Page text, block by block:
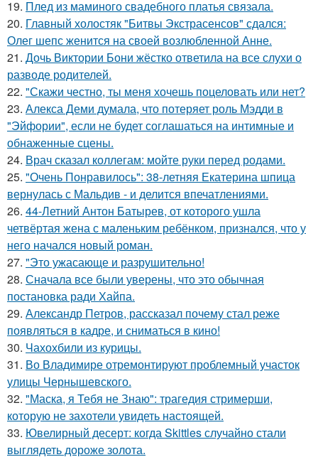
19. Плед из маминого свадебного платья связала.
20. Главный холостяк "Битвы Экстрасенсов" сдался:
Олег шепс женится на своей возлюбленной Анне.
21. Дочь Виктории Бони жёстко ответила на все слухи о
разводе родителей.
22. "Скажи честно, ты меня хочешь поцеловать или нет?
23. Алекса Деми думала, что потеряет роль Мэдди в
"Эйфории", если не будет соглашаться на интимные и
обнаженные сцены.
24. Врач сказал коллегам: мойте руки перед родами.
25. "Очень Понравилось": 38-летняя Екатерина шпица
вернулась с Мальдив - и делится впечатлениями.
26. 44-Летний Антон Батырев, от которого ушла
четвёртая жена с маленьким ребёнком, признался, что у
него начался новый роман.
27. "Это ужасающе и разрушительно!
28. Сначала все были уверены, что это обычная
постановка ради Хайпа.
29. Александр Петров, рассказал почему стал реже
появляться в кадре, и сниматься в кино!
30. Чахохбили из курицы.
31. Во Владимире отремонтируют проблемный участок
улицы Чернышевского.
32. "Маска, я Тебя не Знаю": трагедия стримерши,
которую не захотели увидеть настоящей.
33. Ювелирный десерт: когда Skittles случайно стали
выглядеть дороже золота.